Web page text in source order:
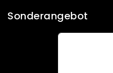
Sonderangebot